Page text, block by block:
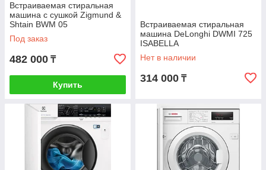
Встраиваемая стиральная
машина с сушкой Zigmund &
Shtain BWM 05
Под заказ
482 000 ₸
Купить
Встраиваемая cтиральная
машина DeLonghi DWMI 725
ISABELLA
Нет в наличии
314 000 ₸